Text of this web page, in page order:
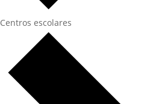
Centros escolares